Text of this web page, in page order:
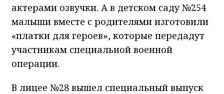
актерами озвучки. А в детском саду №254
малыши вместе с родителями изготовили
«платки для героев», которые передадут
участникам специальной военной
операции.
В лицее №28 вышел специальный выпуск